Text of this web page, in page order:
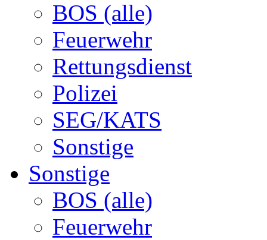
BOS (alle)
Feuerwehr
Rettungsdienst
Polizei
SEG/KATS
Sonstige
Sonstige
BOS (alle)
Feuerwehr